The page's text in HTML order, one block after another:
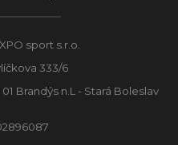
sport s.r.o.
333/6
01 Brandýs n.L - Stará Boleslav